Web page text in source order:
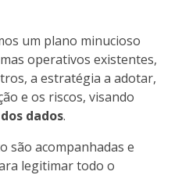
um plano minucioso
operativos existentes,
a estratégia a adotar,
e os riscos, visando
dados.
são acompanhadas e
legitimar todo o